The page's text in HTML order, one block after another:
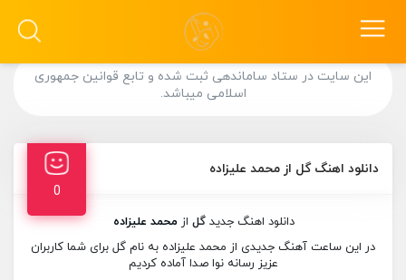
این سایت در ستاد ساماندهی ثبت شده و تابع قوانین جمهوری
اسلامی میباشد.
دانلود اهنگ گل از محمد علیزاده
0
دانلود اهنگ جدید گل از محمد علیزاده
در این ساعت آهنگ جدیدی از محمد علیزاده به نام گل برای شما کاربران
عزیز رسانه نوا صدا آماده کردیم